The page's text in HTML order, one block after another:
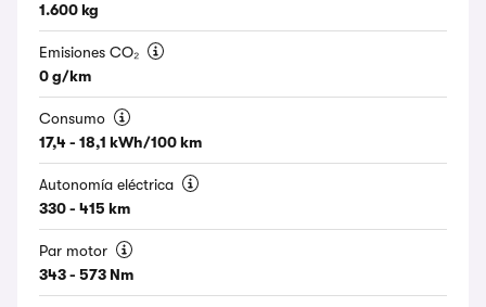
1.600 kg
Emisiones CO₂
0 g/km
Consumo
17,4 - 18,1 kWh/100 km
Autonomía eléctrica
330 - 415 km
Par motor
343 - 573 Nm